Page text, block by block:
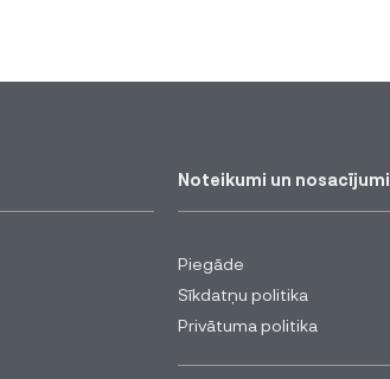
Noteikumi un nosacījumi
Piegāde
Sīkdatņu politika
Privātuma politika